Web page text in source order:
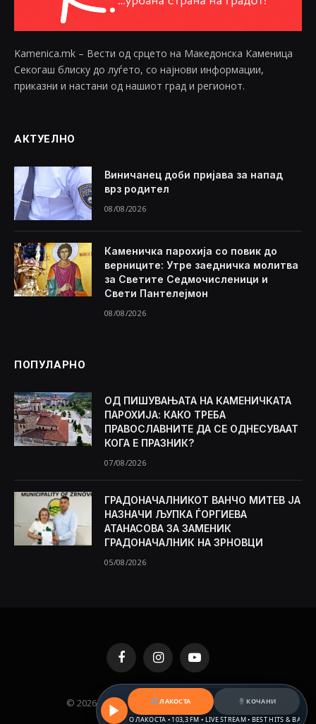
Kamenica.mk – Вести од срцето на Македонска Каменица
Секогаш блиску до луѓето, со најнови информации,
приказни и настани од нашиот град и регионот.
АКТУЕЛНО
Виничанец доби пријава за напад
врз родител
08/08/2026
Каменичка парохија со повик до
верниците: Утре заедничка молитва
за Светите Седмочисленици и
Свети Пантелејмон
08/08/2026
ПОПУЛАРНО
ОД ПИШУВАЊАТА НА КАМЕНИЧКАТА
ПАРОХИЈА: КАКО ТРЕБА
ПРАВОСЛАВНИТЕ ДА СЕ ОДНЕСУВААТ
КОГА Е ПРАЗНИК?
07/08/2026
ГРАДОНАЧАЛНИКОТ ВАНЧО МИТЕВ ЈА
НАЗНАЧИ ЉУПКА ЃОРГИЕВА
АТАНАСОВА ЗА ЗАМЕНИК
ГРАДОНАЧАЛНИК НА ЗРНОВЦИ
05/08/2026
FacebookInstagramYouTube
© 2026 KAMENICA.MK. Designed by MKNET.
ЛАКОСТА
КОЧАНИ
РАДИО ЛАКОСТА • 103,3 FM • LIVE STREAM • BEST HITS & BALKAN